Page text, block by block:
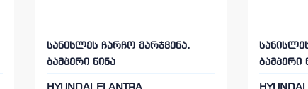
სანისლეს ჩარჩო მარჯვენა,
ბამპერი წინა
ბამპერი